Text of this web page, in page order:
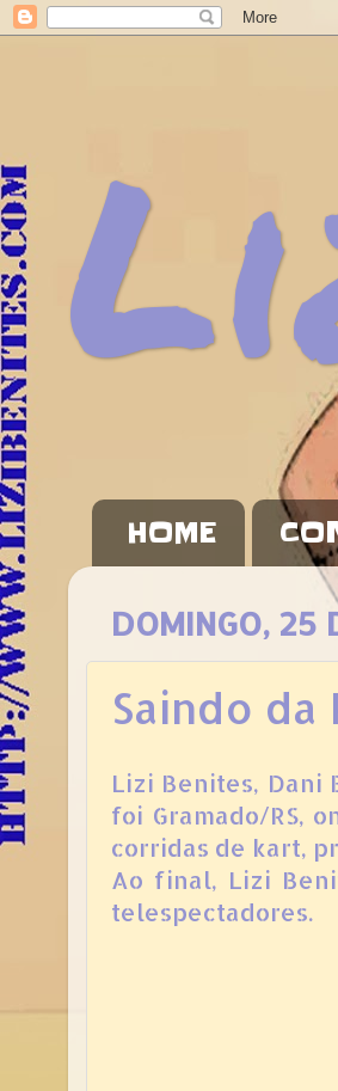
HOME
DOMINGO, 25
Saindo da
Lizi Benites, Dani
foi Gramado/RS,
corridas de kart,
Ao final, Lizi
telespectadores.